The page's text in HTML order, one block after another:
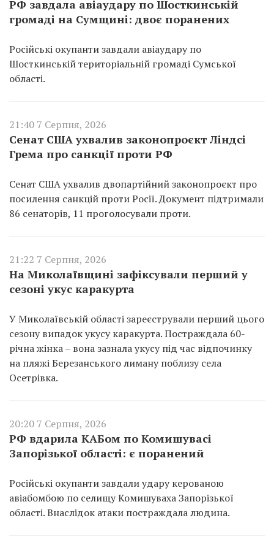
РФ завдала авіаудару по Шосткинській
громаді на Сумщині: двоє поранених
Російські окупанти завдали авіаудару по
Шосткинській територіальній громаді Сумської
області.
21:40 7 Серпня, 2026
Сенат США ухвалив законопроєкт Ліндсі
Грема про санкції проти РФ
Сенат США ухвалив двопартійний законопроєкт про
посилення санкцій проти Росії. Документ підтримали
86 сенаторів, 11 проголосували проти.
21:22 7 Серпня, 2026
На Миколаївщині зафіксували перший у
сезоні укус каракурта
У Миколаївській області зареєстрували перший цього
сезону випадок укусу каракурта. Постраждала 60-
річна жінка – вона зазнала укусу під час відпочинку
на пляжі Березанського лиману поблизу села
Осетрівка.
20:20 7 Серпня, 2026
РФ вдарила КАБом по Комишувасі
Запорізької області: є поранений
Російські окупанти завдали удару керованою
авіабомбою по селищу Комишуваха Запорізької
області. Внаслідок атаки постраждала людина.